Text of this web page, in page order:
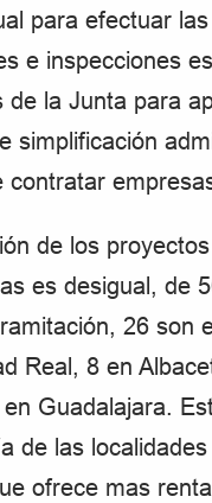
para efectuar las
e inspecciones
de la Junta para
simplificación
contratar
de los
es desigual, de
26 son
Real, 8 en
Guadalajara.
de las localidades
ofrece mas